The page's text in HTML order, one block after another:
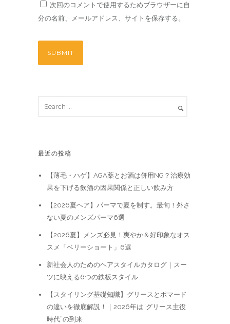
次回のコメントで使用するためブラウザーに自
分の名前、メールアドレス、サイトを保存する。
最近の投稿
【薄毛・ハゲ】AGA薬とお酒は併用NG？治療効
果を下げる飲酒の因果関係と正しい飲み方
【2026夏ヘア】パーマで夏を制す。最旬！外さ
ない夏のメンズパーマ6選
【2026夏】メンズ必見！爽やか＆好印象なオス
スメ「ベリーショート」6選
新社会人のためのヘアスタイルカタログ｜スー
ツに映える6つの鉄板スタイル
【スタイリング基礎知識】グリースとポマード
の違いを徹底解説！｜2026年は“グリース主役
時代”の到来